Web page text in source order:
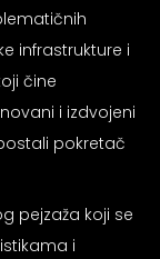
infrastrukture i
čine
i izdvojeni
pokretač
pejzaža koji se
i